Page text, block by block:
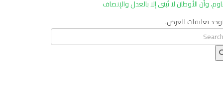
وأن الأوطان لا تُبنى إلا بالعدل والإنصاف
تعليقات للعرض.